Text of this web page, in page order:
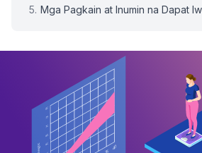
Mga Pagkain at Inumin na Dapat